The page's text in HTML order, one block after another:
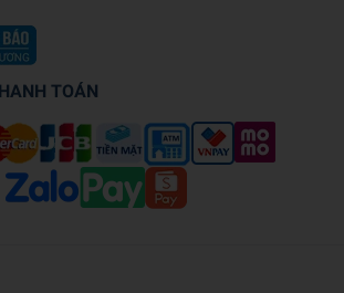
TOÁN